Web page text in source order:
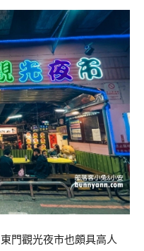
東門觀光夜市也頗具高人